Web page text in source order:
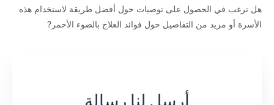
هل ترغب في الحصول على توصيات حول أفضل طريقة لاستخدام هذه
الأسرة أو مزيد من التفاصيل حول فوائد العلاج بالضوء الأحمر?
أرسل لنا رسالة